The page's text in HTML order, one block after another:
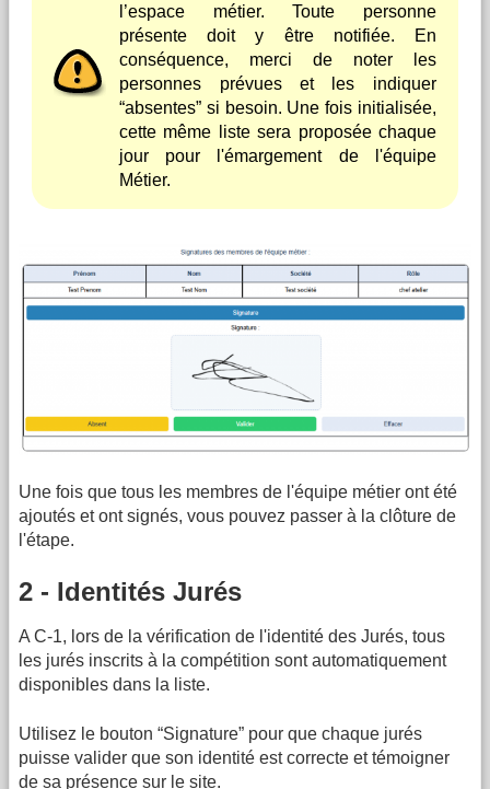
l’espace métier. Toute personne
présente doit y être notifiée. En
conséquence, merci de noter les
personnes prévues et les indiquer
“absentes” si besoin. Une fois initialisée,
cette même liste sera proposée chaque
jour pour l'émargement de l'équipe
Métier.
Une fois que tous les membres de l'équipe métier ont été
ajoutés et ont signés, vous pouvez passer à la clôture de
l'étape.
2 - Identités Jurés
A C-1, lors de la vérification de l'identité des Jurés, tous
les jurés inscrits à la compétition sont automatiquement
disponibles dans la liste.
Utilisez le bouton “Signature” pour que chaque jurés
puisse valider que son identité est correcte et témoigner
de sa présence sur le site.